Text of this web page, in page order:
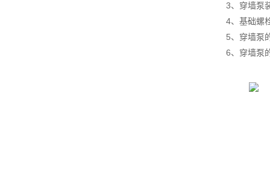
3、穿墙泵
4、基础螺
5、穿墙泵
6、穿墙泵